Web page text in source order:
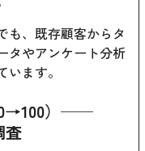
も、既存顧客からタ
タやアンケート分析
ます。
）──
査